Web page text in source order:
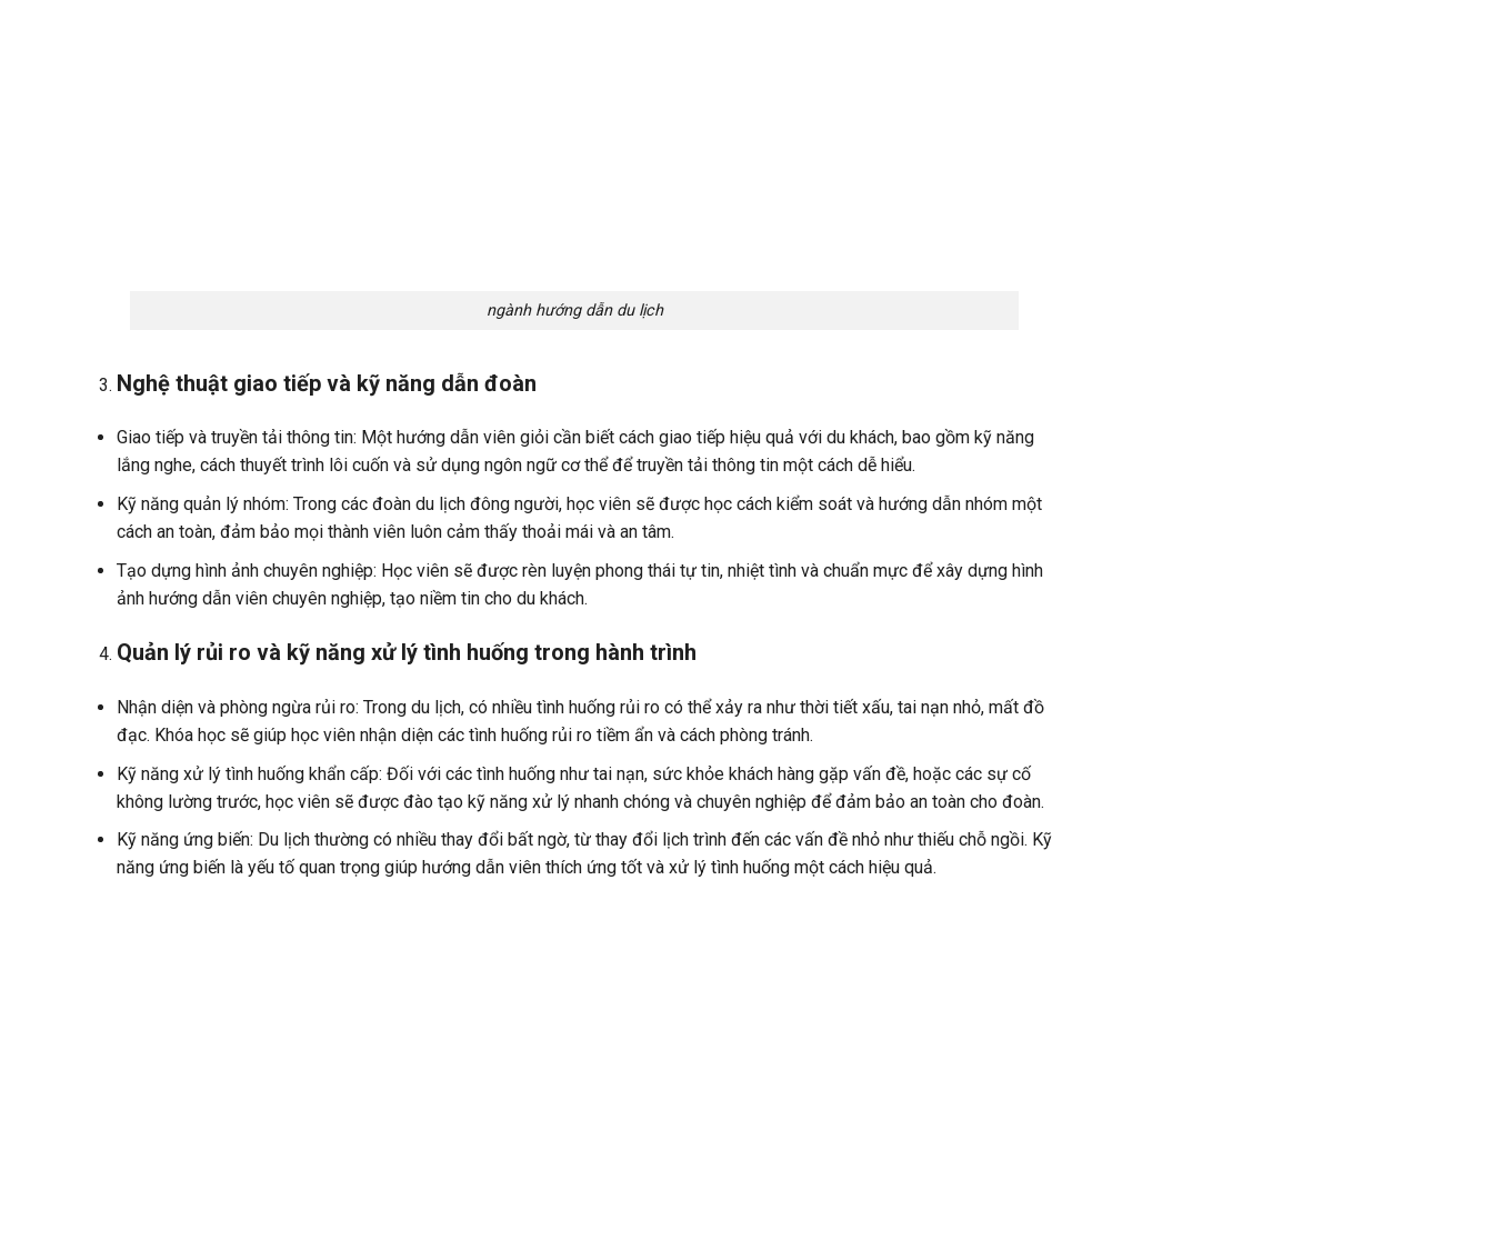
ngành hướng dẫn du lịch
Nghệ thuật giao tiếp và kỹ năng dẫn đoàn
Giao tiếp và truyền tải thông tin: Một hướng dẫn viên giỏi cần biết cách giao tiếp hiệu quả với du khách, bao gồm kỹ năng
lắng nghe, cách thuyết trình lôi cuốn và sử dụng ngôn ngữ cơ thể để truyền tải thông tin một cách dễ hiểu.
Kỹ năng quản lý nhóm: Trong các đoàn du lịch đông người, học viên sẽ được học cách kiểm soát và hướng dẫn nhóm một
cách an toàn, đảm bảo mọi thành viên luôn cảm thấy thoải mái và an tâm.
Tạo dựng hình ảnh chuyên nghiệp: Học viên sẽ được rèn luyện phong thái tự tin, nhiệt tình và chuẩn mực để xây dựng hình
ảnh hướng dẫn viên chuyên nghiệp, tạo niềm tin cho du khách.
Quản lý rủi ro và kỹ năng xử lý tình huống trong hành trình
Nhận diện và phòng ngừa rủi ro: Trong du lịch, có nhiều tình huống rủi ro có thể xảy ra như thời tiết xấu, tai nạn nhỏ, mất đồ
đạc. Khóa học sẽ giúp học viên nhận diện các tình huống rủi ro tiềm ẩn và cách phòng tránh.
Kỹ năng xử lý tình huống khẩn cấp: Đối với các tình huống như tai nạn, sức khỏe khách hàng gặp vấn đề, hoặc các sự cố
không lường trước, học viên sẽ được đào tạo kỹ năng xử lý nhanh chóng và chuyên nghiệp để đảm bảo an toàn cho đoàn.
Kỹ năng ứng biến: Du lịch thường có nhiều thay đổi bất ngờ, từ thay đổi lịch trình đến các vấn đề nhỏ như thiếu chỗ ngồi. Kỹ
năng ứng biến là yếu tố quan trọng giúp hướng dẫn viên thích ứng tốt và xử lý tình huống một cách hiệu quả.